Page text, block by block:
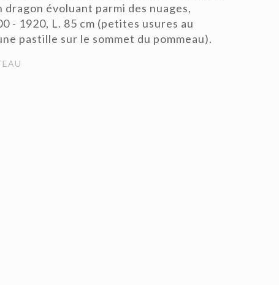
évoluant parmi des nuages,
- 1920, L. 85 cm (petites usures au
pastille sur le sommet du pommeau).